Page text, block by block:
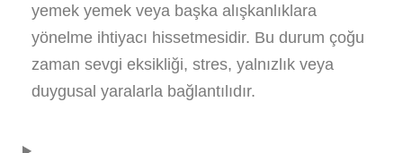
yemek yemek veya başka alışkanlıklara
yönelme ihtiyacı hissetmesidir. Bu durum çoğu
zaman sevgi eksikliği, stres, yalnızlık veya
duygusal yaralarla bağlantılıdır.